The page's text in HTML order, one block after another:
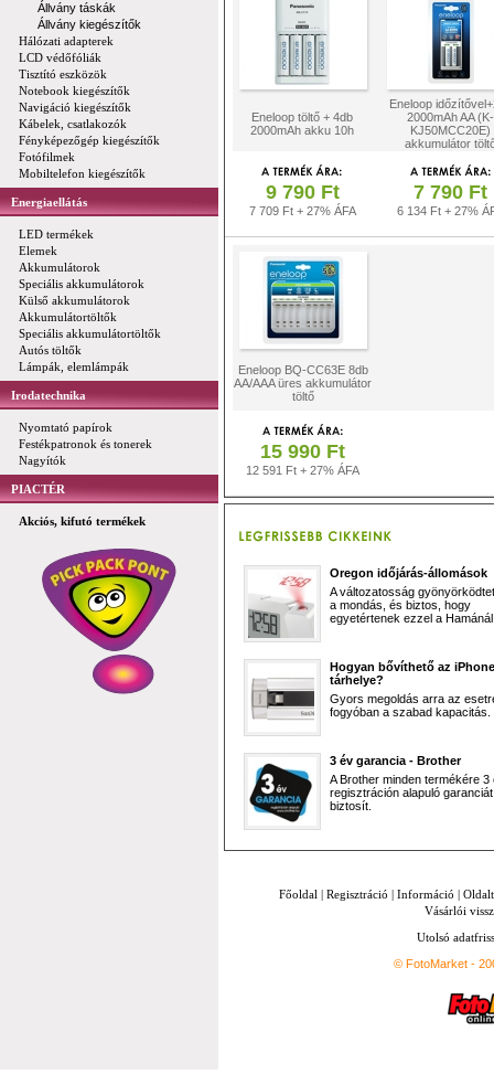
Állvány táskák
Állvány kiegészítők
Hálózati adapterek
LCD védőfóliák
Tisztító eszközök
Notebook kiegészítők
Navigáció kiegészítők
Kábelek, csatlakozók
Fényképezőgép kiegészítők
Fotófilmek
Mobiltelefon kiegészítők
Energiaellátás
LED termékek
Elemek
Akkumulátorok
Speciális akkumulátorok
Külső akkumulátorok
Akkumulátortöltők
Speciális akkumulátortöltők
Autós töltők
Lámpák, elemlámpák
Irodatechnika
Nyomtató papírok
Festékpatronok és tonerek
Nagyítók
PIACTÉR
Akciós, kifutó termékek
Eneloop töltő + 4db
2000mAh akku 10h
Eneloop
2000mAh AA (K-
KJ50MCC20E)
akkumulátor
9 790 Ft
7 709 Ft + 27% ÁFA
7 790 Ft
6 134 Ft + 27%
Eneloop BQ-CC63E 8db
AA/AAA üres akkumulátor
töltő
15 990 Ft
12 591 Ft + 27% ÁFA
Oregon időjárás-állomások
A változatosság
a mondás, és biztos, hogy
egyetértenek ezzel a
Hogyan bővíthető az iPhone
tárhelye?
Gyors megoldás arra az
fogyóban a szabad kapacitás.
3 év garancia - Brother
A Brother minden termékére 3
regisztráción alapuló garanciát
biztosít.
Főoldal | Regisztráció | Információ |
Vásárlói
Utolsó
© FotoMarket -